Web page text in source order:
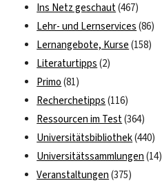
Ins Netz geschaut(467)
Lehr- und Lernservices (86)
Lernangebote, Kurse (158)
Literaturtipps (2)
Primo (81)
Recherchetipps (116)
Ressourcen im Test(364)
Universitätsbibliothek(440)
Universitätssammlungen (14)
Veranstaltungen (375)